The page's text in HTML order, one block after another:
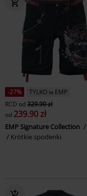
-27%
TYLKO w EMP
RCD od 329.90 zł
od 239.90 zł
EMP Signature Collection
Krótkie spodenki